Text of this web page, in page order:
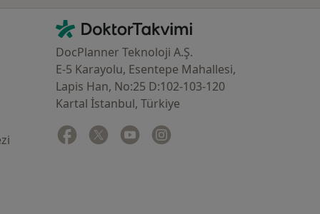
İletişim
DoktorTakvimi - Ana Sayfa
DocPlanner Teknoloji A.Ş.
E-5 Karayolu, Esentepe Mahallesi,
Lapis Han, No:25 D:102-103-120
Kartal İstanbul, Türkiye
Facebook
yeni bir sekmede açılır
Twitter
yeni bir sekmede açılır
Youtube
yeni bir sekmede açılır